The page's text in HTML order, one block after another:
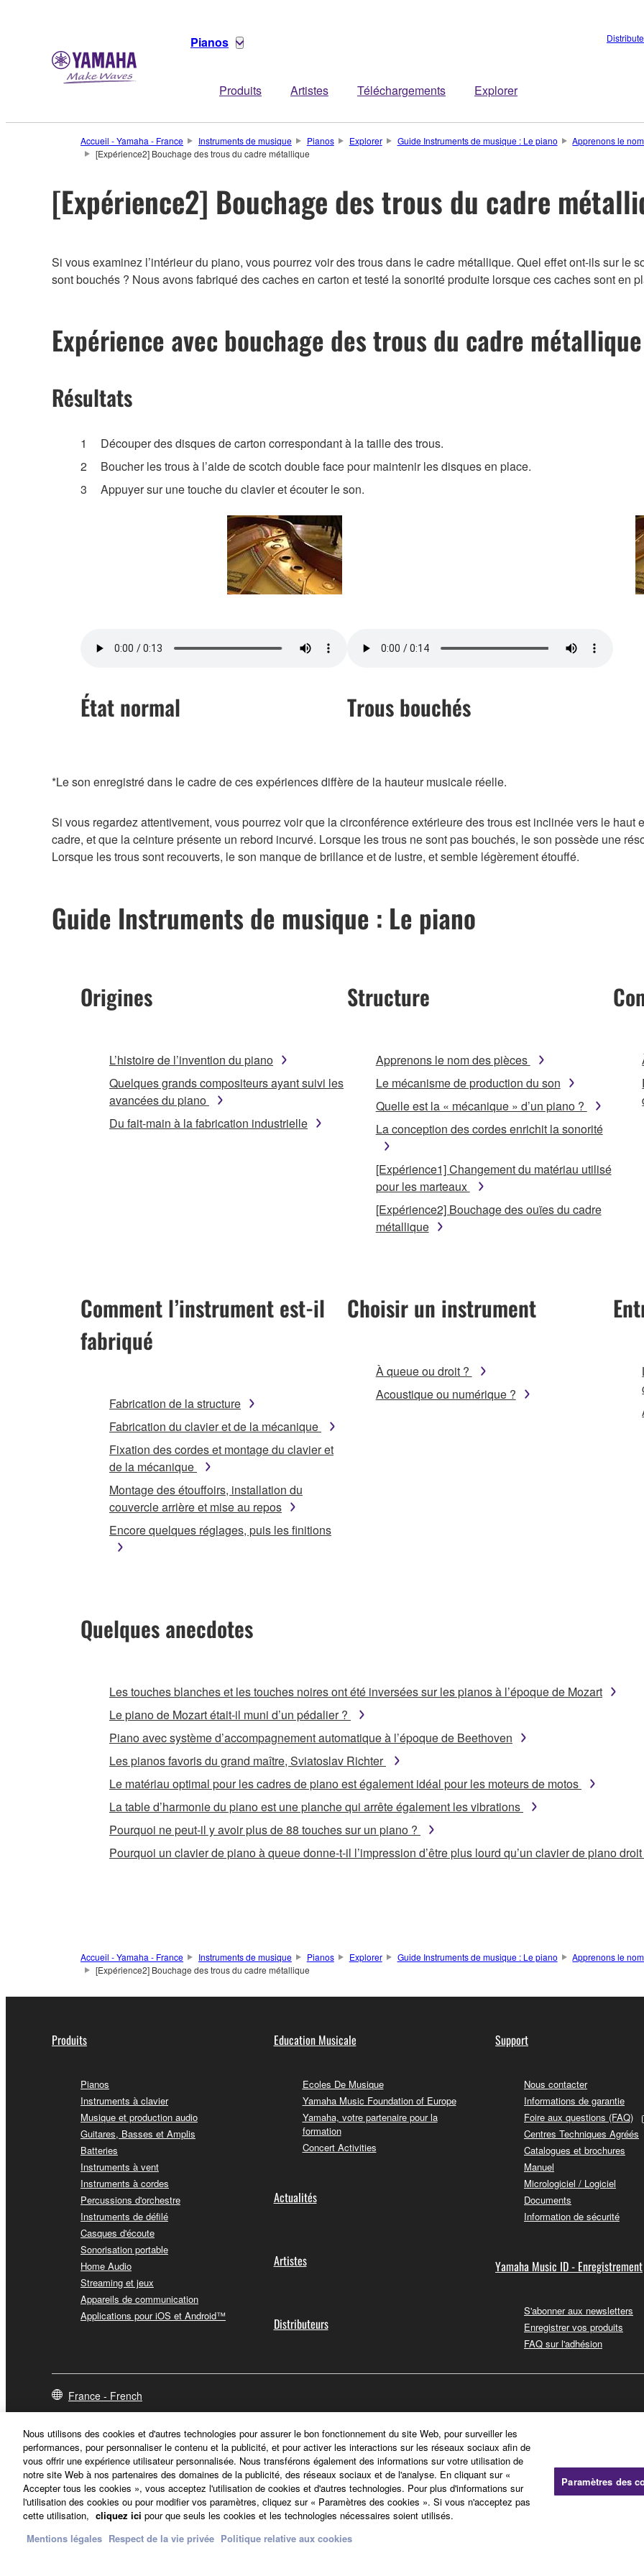
Pianos
Produits Artistes Téléchargements Explorer
Accueil - Yamaha - France Instruments de musique Pianos Explorer Guide Instruments de musique : Le piano
Apprenons le
[Expérience2] Bouchage des trous du cadre métallique
[Expérience2] Bouchage des trous du cadre
Si vous examinez l’intérieur du piano, vous pourrez voir des trous dans le cadre métallique. Quel effet ont-ils sur le
sont bouchés ? Nous avons fabriqué des caches en carton et testé la sonorité produite lorsque ces caches sont en
Expérience avec bouchage des trous du cadre métallique
Résultats
Découper des disques de carton correspondant à la taille des trous.
Boucher les trous à l’aide de scotch double face pour maintenir les disques en place.
Appuyer sur une touche du clavier et écouter le son.
État normal Trous bouchés
*Le son enregistré dans le cadre de ces expériences diffère de la hauteur musicale réelle.
Si vous regardez attentivement, vous pourrez voir que la circonférence extérieure des trous est inclinée vers le
cadre, et que la ceinture présente un rebord incurvé. Lorsque les trous ne sont pas bouchés, le son possède une
Lorsque les trous sont recouverts, le son manque de brillance et de lustre, et semble légèrement étouffé.
Guide Instruments de musique : Le piano
Origines
L’histoire de l’invention du piano
Quelques grands compositeurs ayant suivi les
avancées du piano
Du fait-main à la fabrication industrielle
Structure
Apprenons le nom des pièces
Le mécanisme de production du son
Quelle est la « mécanique » d’un piano ?
La conception des cordes enrichit la sonorité
[Expérience1] Changement du matériau utilisé
pour les marteaux
[Expérience2] Bouchage des ouïes du cadre
métallique
Comment l’instrument est-il
fabriqué
Fabrication de la structure
Fabrication du clavier et de la mécanique
Fixation des cordes et montage du clavier et
de la mécanique
Montage des étouffoirs, installation du
couvercle arrière et mise au repos
Encore quelques réglages, puis les finitions
Choisir un instrument
À queue ou droit ?
Acoustique ou numérique ?
Quelques anecdotes
Les touches blanches et les touches noires ont été inversées sur les pianos à l’époque de Mozart
Le piano de Mozart était-il muni d’un pédalier ?
Piano avec système d’accompagnement automatique à l’époque de Beethoven
Les pianos favoris du grand maître, Sviatoslav Richter
Le matériau optimal pour les cadres de piano est également idéal pour les moteurs de motos
La table d’harmonie du piano est une planche qui arrête également les vibrations
Pourquoi ne peut-il y avoir plus de 88 touches sur un piano ?
Pourquoi un clavier de piano à queue donne-t-il l’impression d’être plus lourd qu’un clavier de piano
Accueil - Yamaha - France Instruments de musique Pianos Explorer Guide Instruments de musique : Le piano
Apprenons le
[Expérience2] Bouchage des trous du cadre métallique
Produits
Pianos
Instruments à clavier
Musique et production audio
Guitares, Basses et Amplis
Batteries
Instruments à vent
Instruments à cordes
Percussions d'orchestre
Instruments de défilé
Casques d'écoute
Sonorisation portable
Home Audio
Streaming et jeux
Appareils de communication
Applications pour iOS et Android™
Education Musicale
Ecoles De Musique
Yamaha Music Foundation of Europe
Yamaha, votre partenaire pour la
formation
Concert Activities
Actualités
Artistes
Distributeurs
Support
Nous contacter
Informations de garantie
Foire aux questions (FAQ)
Centres Techniques Agréés
Catalogues et brochures
Manuel
Micrologiciel / Logiciel
Documents
Information de sécurité
Yamaha Music ID - Enregistrement
S'abonner aux newsletters
Enregistrer vos produits
FAQ sur l'adhésion
France - French
Nous utilisons des cookies et d'autres technologies pour assurer le bon fonctionnement du site Web, pour surveiller les
performances, pour personnaliser le contenu et la publicité, et pour activer les interactions sur les réseaux sociaux afin de
vous offrir une expérience utilisateur personnalisée. Nous transférons également des informations sur votre utilisation de
notre site Web à nos partenaires des domaines de la publicité, des réseaux sociaux et de l'analyse. En cliquant sur «
Accepter tous les cookies », vous acceptez l'utilisation de cookies et d'autres technologies. Pour plus d'informations sur
l'utilisation des cookies ou pour modifier vos paramètres, cliquez sur « Paramètres des cookies ». Si vous n'acceptez pas
cette utilisation, cliquez ici pour que seuls les cookies et les technologies nécessaires soient utilisés.
Mentions légales Respect de la vie privée Politique relative aux cookies
Paramètres des